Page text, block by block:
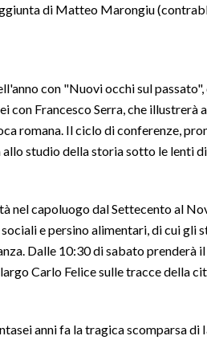
di Matteo Marongiu
con "Nuovi occhi sul
con Francesco Serra, che illustrerà
romana. Il ciclo di conferenze,
studio della storia sotto le lenti
nel capoluogo dal Settecento al
e persino alimentari, di cui gli
Dalle 10:30 di sabato prenderà
Carlo Felice sulle tracce della
anni fa la tragica scomparsa di